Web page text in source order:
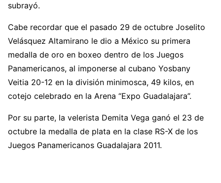
subrayó.
Cabe recordar que el pasado 29 de octubre Joselito
Velásquez Altamirano le dio a México su primera
medalla de oro en boxeo dentro de los Juegos
Panamericanos, al imponerse al cubano Yosbany
Veitia 20-12 en la división minimosca, 49 kilos, en
cotejo celebrado en la Arena “Expo Guadalajara”.
Por su parte, la velerista Demita Vega ganó el 23 de
octubre la medalla de plata en la clase RS-X de los
Juegos Panamericanos Guadalajara 2011.